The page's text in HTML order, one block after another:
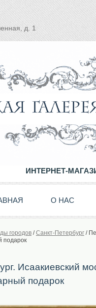
д. 1
ИНТЕРНЕТ-
О НАС
городов /Санкт-Петербург /
подарок
Исаакиевский
подарок